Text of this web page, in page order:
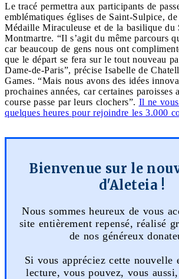
Le tracé permettra aux participants de
emblématiques églises de Saint-Sulpice,
Médaille Miraculeuse et de la basilique du
Montmartre. “Il s’agit du même parcours
car beaucoup de gens nous ont
que le départ se fera sur le tout nouveau
Dame-de-Paris”, précise Isabelle de
Games. “Mais nous avons des idées
prochaines années, car certaines paroisses
course passe par leurs clochers”. Il ne
quelques heures pour rejoindre les 3.000
Bienvenue sur le
d'Aleteia !
Nous sommes heureux de vous
site entièrement repensé, réalisé
de nos généreux
Si vous appréciez cette nouvelle
lecture, vous pouvez, vous